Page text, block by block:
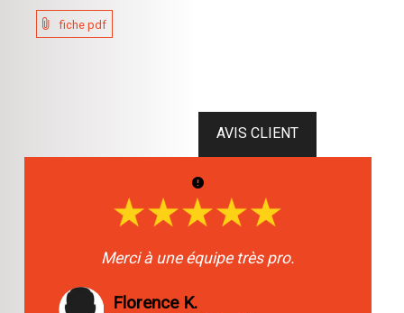
fiche pdf
Merci à une équipe très pro.
Florence K.